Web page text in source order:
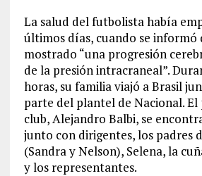
La salud del futbolista había
últimos días, cuando se informó
mostrado “una progresión
de la presión intracraneal”.
horas, su familia viajó a Brasil
parte del plantel de Nacional.
club, Alejandro Balbi, se
junto con dirigentes, los padres
(Sandra y Nelson), Selena, la
y los representantes.